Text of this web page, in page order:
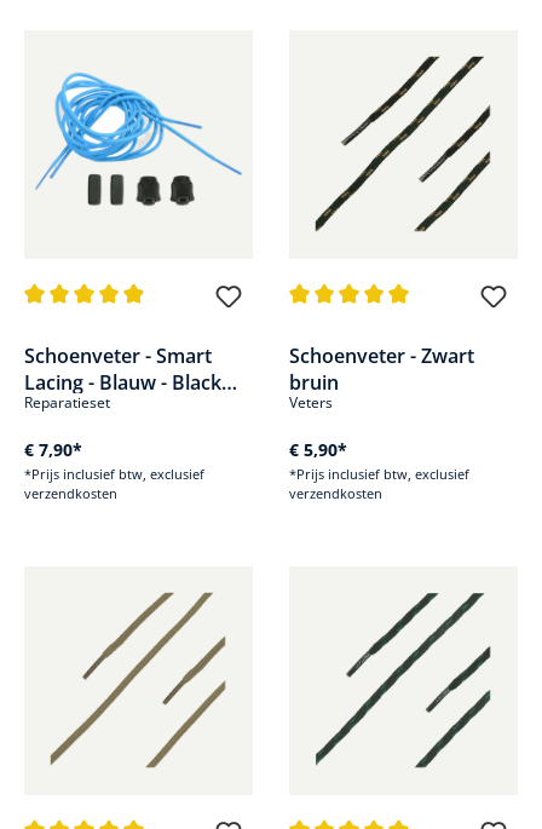
Schoenveter - Smart
Lacing - Blauw - Black
Eagle Adventure 2.0 &
Reparatieset
€ 7,90*
*Prijs inclusief btw, exclusief
verzendkosten
Schoenveter - Zwart
bruin
Veters
€ 5,90*
*Prijs inclusief btw, exclusief
verzendkosten